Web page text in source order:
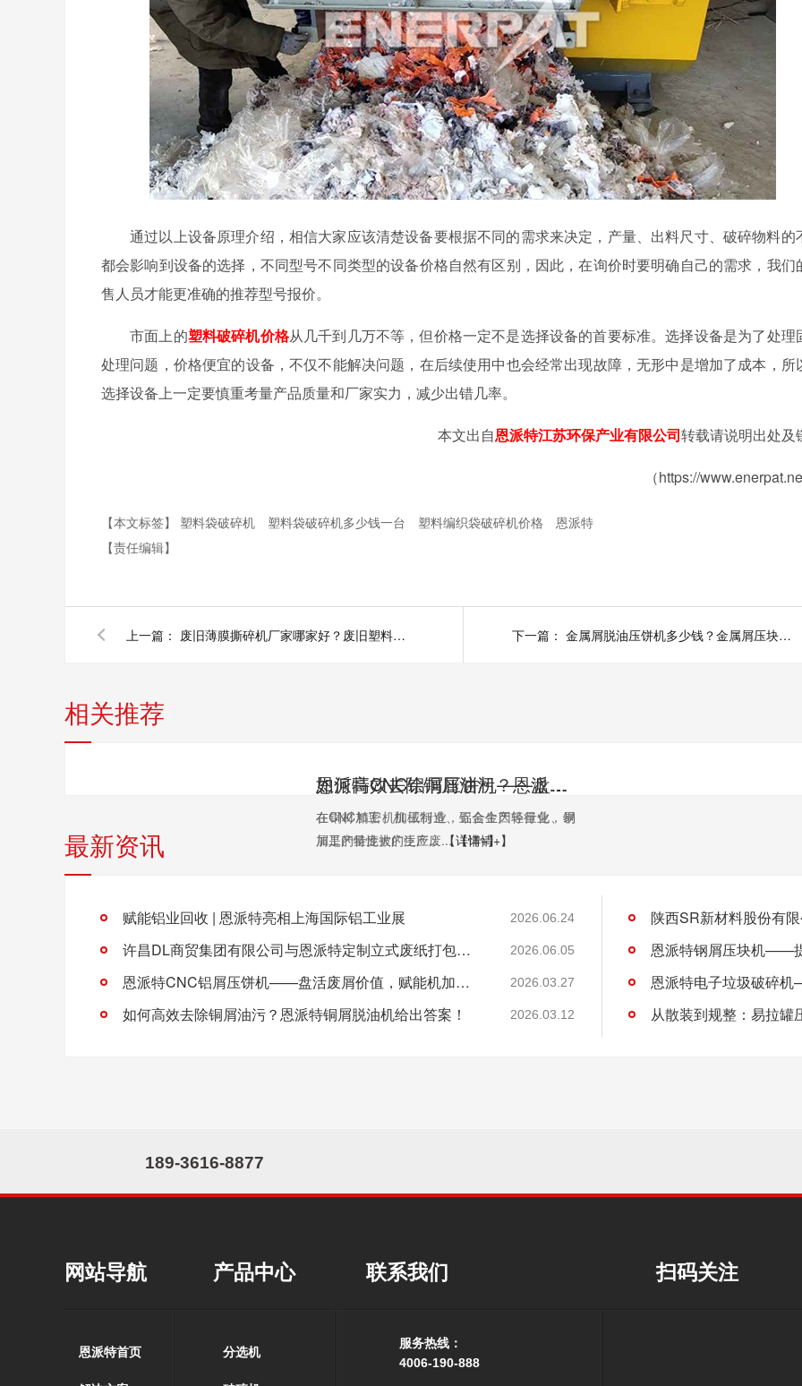
通过以上设备原理介绍，相信大家应该清楚设备要根据不同的需求来决定，产量、出料尺寸、破碎物料的
都会影响到设备的选择，不同型号不同类型的设备价格自然有区别，因此，在询价时要明确自己的需求，我们
售人员才能更准确的推荐型号报价。
市面上的塑料破碎机价格从几千到几万不等，但价格一定不是选择设备的首要标准。选择设备是为了处理
处理问题，价格便宜的设备，不仅不能解决问题，在后续使用中也会经常出现故障，无形中是增加了成本，所
选择设备上一定要慎重考量产品质量和厂家实力，减少出错几率。
本文出自恩派特江苏环保产业有限公司转载请说明出处及
（https://
【本文标签】 塑料袋破碎机 塑料袋破碎机多少钱一台 塑料编织袋破碎机价格
恩派特
【责任编辑】
上一篇： 废旧薄膜撕碎机厂家哪家好？废旧塑料薄膜破碎机厂家选择 下一篇： 金属屑脱油压饼机多少钱？金属屑压块机贵吗？
相关推荐
恩派特CNC铝屑压饼机——盘活废屑价值，赋能机加工绿色回收！
在CNC精密机加工行业，铝合金因轻量化、易
加工的特性被广泛应...【详情+】
如何高效去除铜屑油污？恩派特铜屑脱油机给出答案！
在铜材加工、机械制造、五金生产等行业，铜
屑是产量庞大的生产废...【详情+】
最新资讯
赋能铝业回收 | 恩派特亮相上海国际铝工业展 2026.06.24
许昌DL商贸集团有限公司与恩派特定制立式废纸打包机案例 2026.06.05
恩派特CNC铝屑压饼机——盘活废屑价值，赋能机加工绿色回收！ 2026.03.27
如何高效去除铜屑油污？恩派特铜屑脱油机给出答案！ 2026.03.12 从散装到规整：易拉罐
189-3616-8877
网站导航
恩派特首页
产品中心
分选机
联系我们
服务热线：
4006-190-888
扫码关注